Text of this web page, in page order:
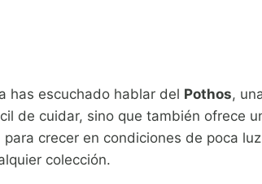
has escuchado hablar del Pothos,
de cuidar, sino que también ofrece
crecer en condiciones de poca
colección.